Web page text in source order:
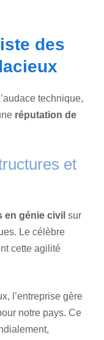
des
technique,
réputation de
et
en génie civil sur
Le célèbre
cette agilité
l’entreprise gère
notre pays. Ce